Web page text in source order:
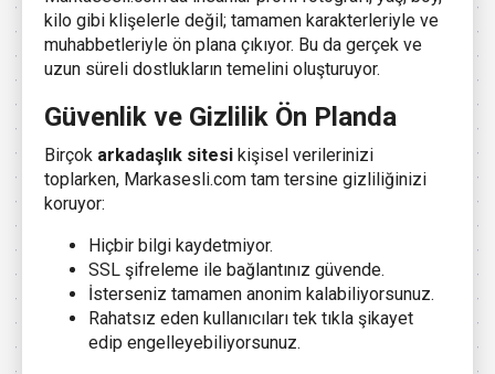
kilo gibi klişelerle değil; tamamen karakterleriyle ve
muhabbetleriyle ön plana çıkıyor. Bu da gerçek ve
uzun süreli dostlukların temelini oluşturuyor.
Güvenlik ve Gizlilik Ön Planda
Birçok arkadaşlık sitesi kişisel verilerinizi
toplarken, Markasesli.com tam tersine gizliliğinizi
koruyor:
Hiçbir bilgi kaydetmiyor.
SSL şifreleme ile bağlantınız güvende.
İsterseniz tamamen anonim kalabiliyorsunuz.
Rahatsız eden kullanıcıları tek tıkla şikayet
edip engelleyebiliyorsunuz.